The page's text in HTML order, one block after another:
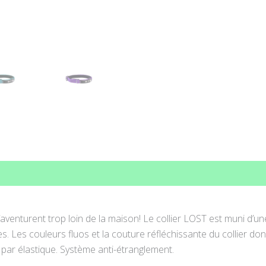
trop loin de la maison! Le collier LOST est muni
Les couleurs fluos et la couture réfléchissante du collier
élastique. Système anti-étranglement.